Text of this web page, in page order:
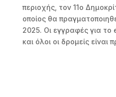
περιοχής, τον 11ο
οποίος θα
2025. Οι εγγραφές για το
και όλοι οι δρομείς είναι